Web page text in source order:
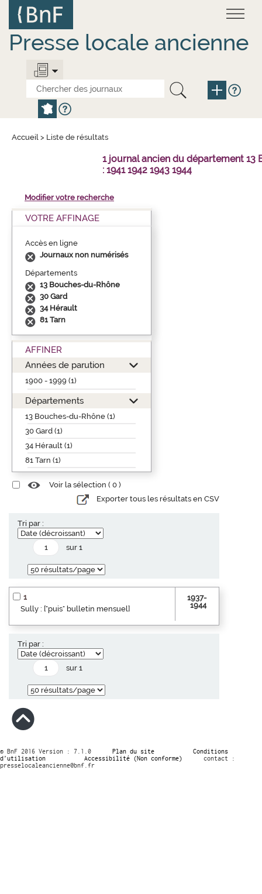
contenu
principal
Presse locale ancienne
Accueil > Liste de résultats
1 journal ancien du département
: 1941 1942 1943 1944
Modifier votre recherche
VOTRE AFFINAGE
Accès en ligne
Journaux non numérisés
Départements
13 Bouches-du-Rhône
30 Gard
34 Hérault
81 Tarn
AFFINER
Années de parution
1900 - 1999 (1)
Départements
13 Bouches-du-Rhône (1)
30 Gard (1)
34 Hérault (1)
81 Tarn (1)
Voir la sélection ( 0 )
Exporter tous les résultats en CSV
Tri par :
sur 1
1
Sully : ["puis" bulletin mensuel]
1937-
1944
Tri par :
sur 1
© BnF 2016 Version : 7.1.0 Plan du site
Conditions
d’utilisation
Accessibilité (Non conforme)
contact :
presselocaleancienne@bnf.fr
Panneau de gestion des cookies